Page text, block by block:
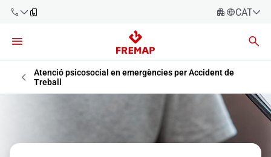
900 61 00
61
CATALÀ
Español
Euskara
Galego
Valencià
English
Atenció psicosocial en emergències per Accident de
Treball